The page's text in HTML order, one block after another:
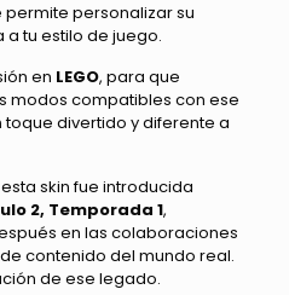
permite personalizar su
tu estilo de juego.
en LEGO, para que
modos compatibles con ese
divertido y diferente a
esta skin fue introducida
2, Temporada 1,
en las colaboraciones
contenido del mundo real.
de ese legado.